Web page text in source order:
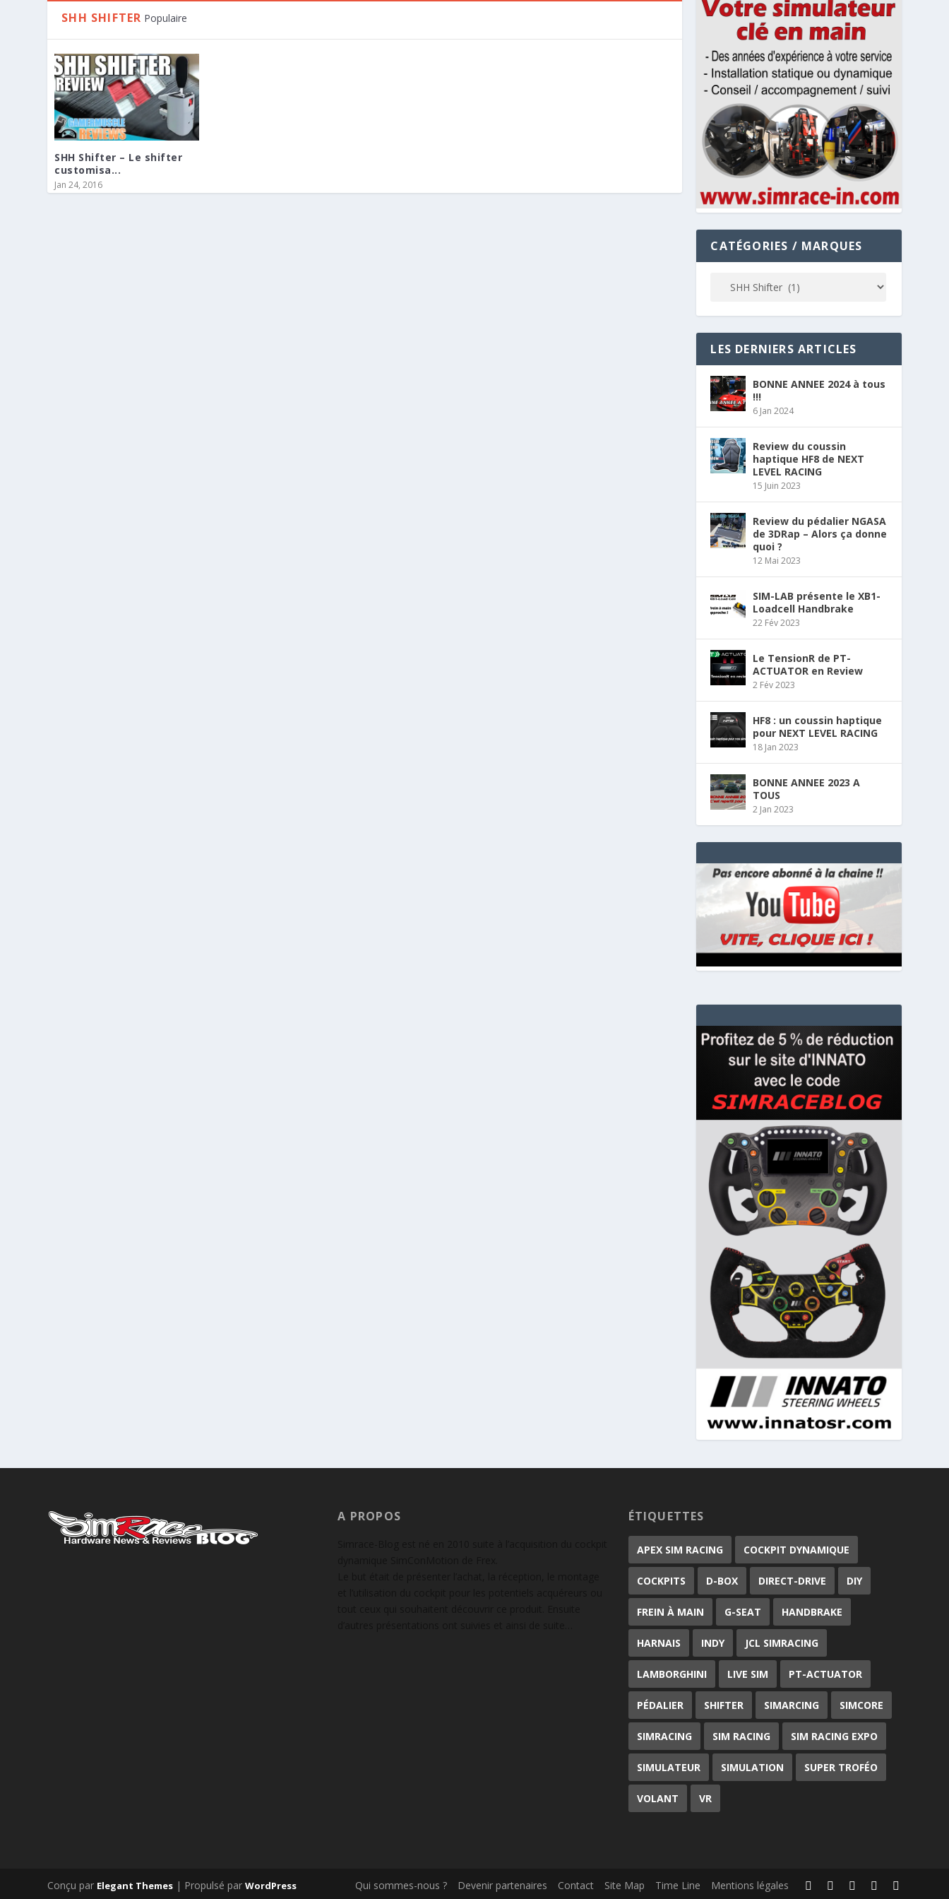
SHH SHIFTER Populaire
SHH Shifter – Le shifter
customisa...
Jan 24, 2016
CATÉGORIES / MARQUES
LES DERNIERS ARTICLES
BONNE ANNEE 2024 à tous
!!!
6 Jan 2024
Review du coussin
haptique HF8 de NEXT
LEVEL RACING
15 Juin 2023
Review du pédalier NGASA
de 3DRap – Alors ça donne
quoi ?
12 Mai 2023
SIM-LAB présente le XB1-
Loadcell Handbrake
22 Fév 2023
Le TensionR de PT-
ACTUATOR en Review
2 Fév 2023
HF8 : un coussin haptique
pour NEXT LEVEL RACING
18 Jan 2023
BONNE ANNEE 2023 A
TOUS
2 Jan 2023
A PROPOS ÉTIQUETTES
APEX SIM RACING COCKPIT DYNAMIQUE
COCKPITS D-BOX DIRECT-DRIVE DIY
FREIN À MAIN G-SEAT HANDBRAKE
HARNAIS INDY JCL SIMRACING
LAMBORGHINI LIVE SIM PT-ACTUATOR
PÉDALIER SHIFTER SIMARCING SIMCORE
SIMRACING SIM RACING SIM RACING EXPO
SIMULATEUR SIMULATION SUPER TROFÉO
VOLANT VR
Conçu par Elegant Themes | Propulsé parWordPress Qui sommes-nous ? Devenir partenaires Contact Site Map Time Line Mentions légales